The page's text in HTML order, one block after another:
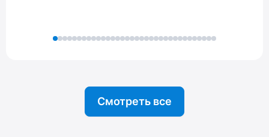
Смотреть все